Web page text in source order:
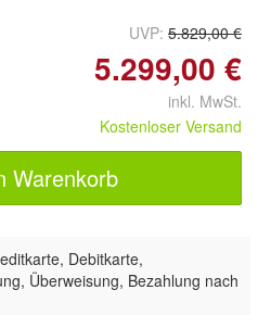
UVP: 5.829,00 €
5.299,00 €
inkl. MwSt.
Kostenloser Versand
Warenkorb
Debitkarte,
Überweisung, Bezahlung nach